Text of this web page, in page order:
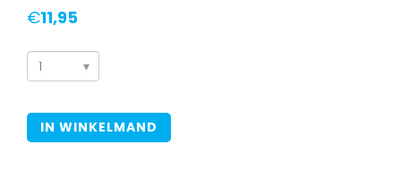
€11,95
Chakra
nr
4
IN WINKELMAND